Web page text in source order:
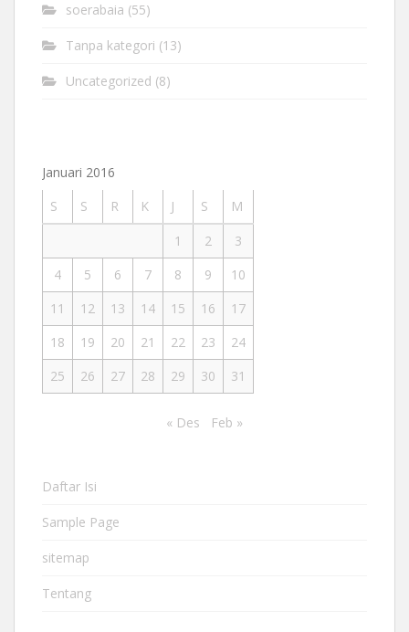
soerabaia (55)
Tanpa kategori (13)
Uncategorized (8)
Januari 2016
S
S R K J S
M
1
2
3
4
5 6 7 8 9
10
11
12 13 14 15 16
17
18
19 20 21 22 23
24
25
26 27 28 29 30 31
« Des Feb »
Daftar Isi
Sample Page
sitemap
Tentang